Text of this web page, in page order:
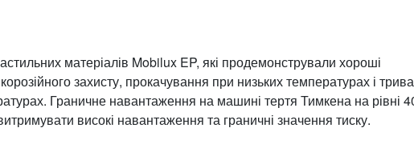
матеріалів Mobilux EP, які продемонстрували хороші
захисту, прокачування при низьких температурах і
Граничне навантаження на машині тертя Тимкена на рівні
високі навантаження та граничні значення тиску.